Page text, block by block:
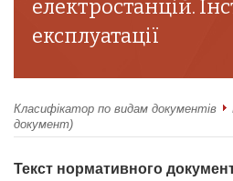
електростанцій.
експлуатації
Класифікатор по видам документів
документ)
Текст нормативного